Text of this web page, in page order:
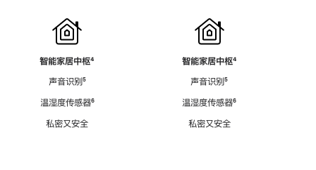
智能家居中枢脚
⁴
声音识别脚
⁵
温湿度传感器脚
⁶
私密又安全
智能家居中枢脚
⁴
声音识别脚
⁵
温湿度传感器脚
⁶
私密又安全